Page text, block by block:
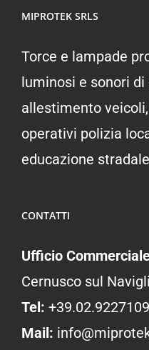
MIPROTEK SRLS
Torce e lampade
luminosi e sonori
allestimento
operativi polizia
educazione stradale
CONTATTI
Ufficio
Cernusco sul
Tel:
Mail: